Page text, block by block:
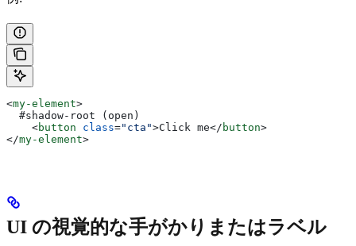
<my-element>
  #shadow-root (open)
    <
button class="cta">Click me</ button>
</my-element>
UI の視覚的な手がかりまたはラベル